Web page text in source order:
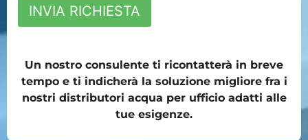
INVIA RICHIESTA
Un nostro consulente ti ricontatterà in breve
tempo e ti indicherà la soluzione migliore fra i
nostri distributori acqua per ufficio adatti alle
tue esigenze.